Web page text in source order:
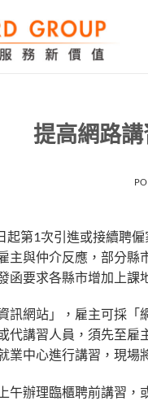
提高網路
起第1次引進或接續聘
主與仲介反應，部分
函要求各縣市增加上
訊網站」，雇主可採
代講習人員，須先至
業中心進行講習，現場
午辦理臨櫃聘前講習